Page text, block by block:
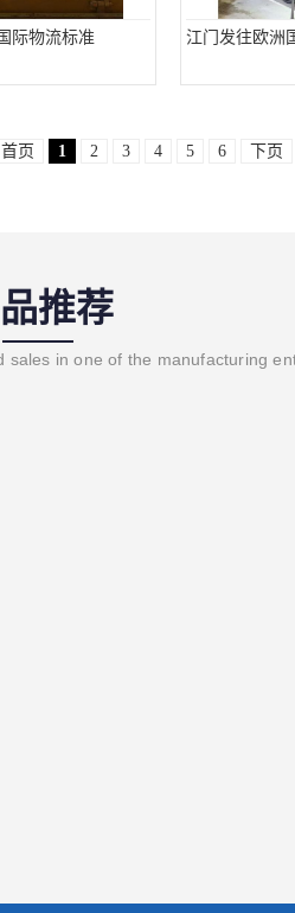
际物流标准 江门发往欧洲
首页 1 2 3 4 5 6 下页
推荐
sales in one of the manufacturing